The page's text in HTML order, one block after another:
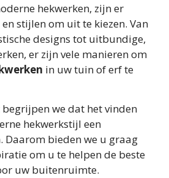
hekwerken, zijn er
stijlen om uit te kiezen. Van
designs tot uitbundige,
er zijn vele manieren om
in uw tuin of erf te
we dat het vinden
hekwerkstijl een
Daarom bieden we u graag
om u te helpen de beste
uw buitenruimte.